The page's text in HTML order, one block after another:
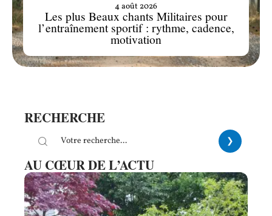
Les plus Beaux chants Militaires pour
l’entraînement sportif : rythme, cadence,
motivation
4 août 2026
RECHERCHE
AU CŒUR DE L’ACTU